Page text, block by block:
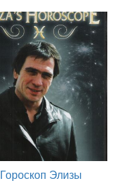
Гороскоп Элизы